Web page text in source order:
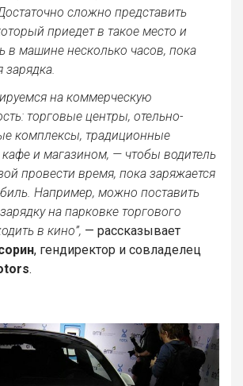
сложно представить
приедет в такое место и
в машине несколько часов, пока
зарядка.
на коммерческую
торговые центры, отельно-
комплексы, традиционные
кафе и магазином, — чтобы водитель
провести время, пока заряжается
Например, можно поставить
на парковке торгового
в кино”, — рассказывает
, гендиректор и совладелец
.